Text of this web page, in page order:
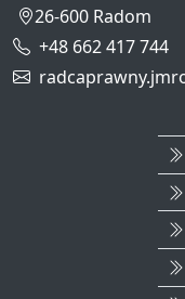
26-600 Radom
+48 662 417 744